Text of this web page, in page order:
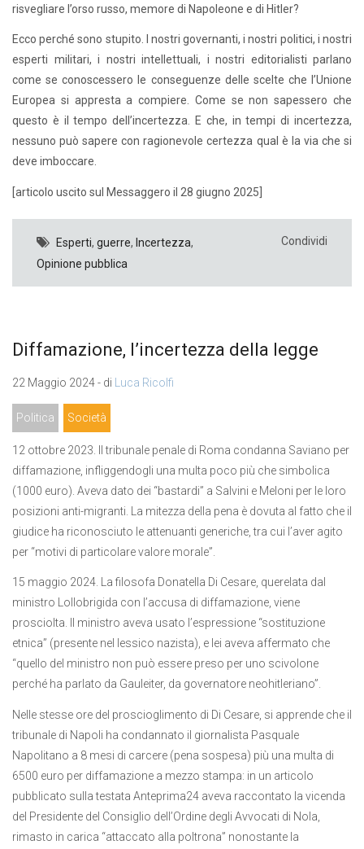
risvegliare l’orso russo, memore di Napoleone e di Hitler?
Ecco perché sono stupito. I nostri governanti, i nostri politici, i nostri
esperti militari, i nostri intellettuali, i nostri editorialisti parlano
come se conoscessero le conseguenze delle scelte che l’Unione
Europea si appresta a compiere. Come se non sapessero che
questo è il tempo dell’incertezza. E che, in tempi di incertezza,
nessuno può sapere con ragionevole certezza qual è la via che si
deve imboccare.
[articolo uscito sul Messaggero il 28 giugno 2025]
Esperti, guerre, Incertezza,
Opinione pubblica
Condividi
Diffamazione, l’incertezza della legge
22 Maggio 2024 - di Luca Ricolfi
Politica Società
12 ottobre 2023. Il tribunale penale di Roma condanna Saviano per
diffamazione, infliggendogli una multa poco più che simbolica
(1000 euro). Aveva dato dei “bastardi” a Salvini e Meloni per le loro
posizioni anti-migranti. La mitezza della pena è dovuta al fatto che il
giudice ha riconosciuto le attenuanti generiche, tra cui l’aver agito
per “motivi di particolare valore morale”.
15 maggio 2024. La filosofa Donatella Di Cesare, querelata dal
ministro Lollobrigida con l’accusa di diffamazione, viene
prosciolta. Il ministro aveva usato l’espressione “sostituzione
etnica” (presente nel lessico nazista), e lei aveva affermato che
“quello del ministro non può essere preso per uno scivolone
perché ha parlato da Gauleiter, da governatore neohitleriano”.
Nelle stesse ore del proscioglimento di Di Cesare, si apprende che il
tribunale di Napoli ha condannato il giornalista Pasquale
Napolitano a 8 mesi di carcere (pena sospesa) più una multa di
6500 euro per diffamazione a mezzo stampa: in un articolo
pubblicato sulla testata Anteprima24 aveva raccontato la vicenda
del Presidente del Consiglio dell’Ordine degli Avvocati di Nola,
rimasto in carica “attaccato alla poltrona” nonostante la